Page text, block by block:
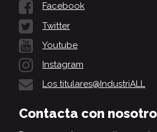
Facebook
Twitter
Youtube
Instagram
Los titulares@IndustriALL
Contacta con